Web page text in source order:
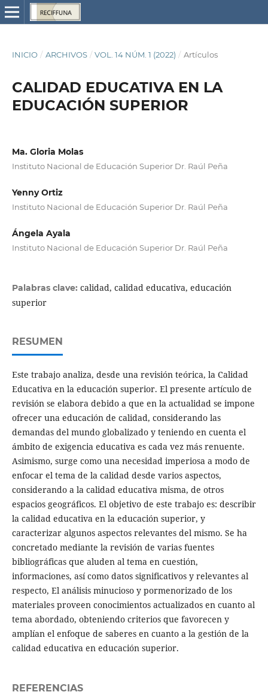
INICIO / ARCHIVOS / VOL. 14 NÚM. 1 (2022) / Artículos
CALIDAD EDUCATIVA EN LA
EDUCACIÓN SUPERIOR
Ma. Gloria Molas
Instituto Nacional de Educación Superior Dr. Raúl Peña
Yenny Ortiz
Instituto Nacional de Educación Superior Dr. Raúl Peña
Ángela Ayala
Instituto Nacional de Educación Superior Dr. Raúl Peña
Palabras clave: calidad, calidad educativa, educación
superior
RESUMEN
Este trabajo analiza, desde una revisión teórica, la Calidad
Educativa en la educación superior. El presente artículo de
revisión se elabora debido a que en la actualidad se impone
ofrecer una educación de calidad, considerando las
demandas del mundo globalizado y teniendo en cuenta el
ámbito de exigencia educativa es cada vez más renuente.
Asimismo, surge como una necesidad imperiosa a modo de
enfocar el tema de la calidad desde varios aspectos,
considerando a la calidad educativa misma, de otros
espacios geográficos. El objetivo de este trabajo es: describir
la calidad educativa en la educación superior, y
caracterizar algunos aspectos relevantes del mismo. Se ha
concretado mediante la revisión de varias fuentes
bibliográficas que aluden al tema en cuestión,
informaciones, así como datos significativos y relevantes al
respecto, El análisis minucioso y pormenorizado de los
materiales proveen conocimientos actualizados en cuanto al
tema abordado, obteniendo criterios que favorecen y
amplían el enfoque de saberes en cuanto a la gestión de la
calidad educativa en educación superior.
REFERENCIAS